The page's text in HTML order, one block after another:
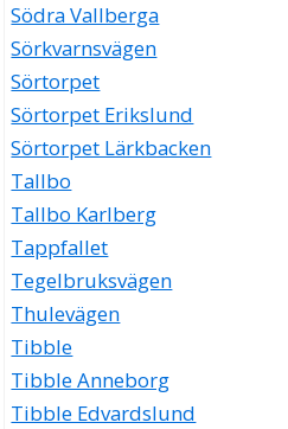
Södra Vallberga
Sörkvarnsvägen
Sörtorpet
Sörtorpet Erikslund
Sörtorpet Lärkbacken
Tallbo
Tallbo Karlberg
Tappfallet
Tegelbruksvägen
Thulevägen
Tibble
Tibble Anneborg
Tibble Edvardslund